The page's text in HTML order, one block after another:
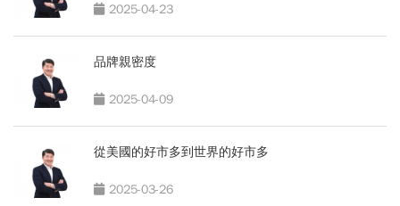
2025-04-23
品牌親密度
2025-04-09
從美國的好市多到世界的好市多
2025-03-26